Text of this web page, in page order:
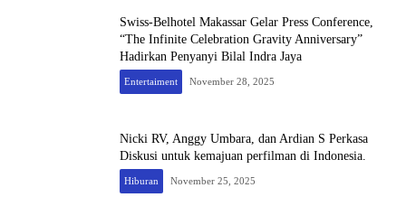
Swiss-Belhotel Makassar Gelar Press Conference,
“The Infinite Celebration Gravity Anniversary”
Hadirkan Penyanyi Bilal Indra Jaya
Entertaiment November 28, 2025
Nicki RV, Anggy Umbara, dan Ardian S Perkasa
Diskusi untuk kemajuan perfilman di Indonesia.
Hiburan November 25, 2025